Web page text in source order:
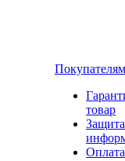
Покупателям
товар
Защита
Оплата